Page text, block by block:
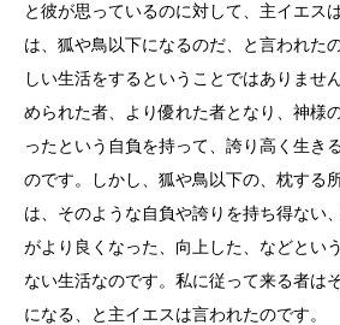
と彼が思っているのに対して、主イエス
は、狐や鳥以下になるのだ、と言われた
しい生活をするということではありませ
められた者、より優れた者となり、神様
ったという自負を持って、誇り高く生き
のです。しかし、狐や鳥以下の、枕する
は、そのような自負や誇りを持ち得ない
がより良くなった、向上した、などとい
ない生活なのです。私に従って来る者は
になる、と主イエスは言われたのです。